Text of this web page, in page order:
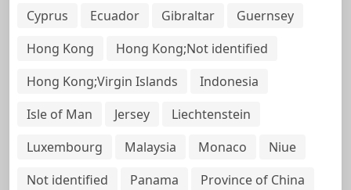
Cyprus
Ecuador Gibraltar
Guernsey
Hong Kong
Hong Kong;Not identified
Hong Kong;Virgin Islands
Indonesia
Isle of Man
Jersey
Liechtenstein
Luxembourg
Malaysia Monaco
Niue
Not identified
Panama
Province of China